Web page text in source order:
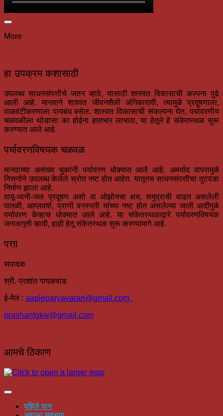
More
हा उपक्रम कशासाठी
उपलब्ध साधनसंपत्तीचे जतन व्हावे, यासाठी शास्वत विकासाची कल्पना पुढे
आली आहे. मानवाने शाश्वत जीवनशैली अंगिकारावी, त्यामुळे प्रदूषणाला,
वाळवंटीकरणाला पायबंध बसेल. शास्वत विकासाची संकल्पना घेत, पर्यावरणीय
चळवळीला थोडासा का होईना हातभार लाभावा, या हेतूने हे संकेतस्थळ सुरू
करण्यात आले आहे.
पर्यावरणविषयक चळवळ
मानवाच्या असंख्य चुकांनी पर्यावरण धोक्यात आले आहे. अमर्याद वापरामुळे
निसर्गाने उपलब्ध केलेले स्रोत नष्ट होत आहेत. यातूनच साधनसंपत्तीचा तुटवडा
निर्माण झाला आहे.
वायू-ध्वनी-जल प्रदूषण असो वा ओझोनचा क्षय, समुद्राची वाढत असलेली
पातळी, आम्लवर्षा, प्राणी वनस्पती यांच्या नष्ट होत असलेल्या जाती आदींमुळे
पर्यावरण केव्हाच धोक्यात आले आहे. या संकेतस्थळाद्वारे पर्यावरणविषयक
जनजागृती व्हावी, हाही हेतू संकेतस्थळ सुरू करण्यामागे आहे.
पत्ता
संपादक
श्री. प्रशांत गायकवाड
ई-मेल : aapleparyavaran@gmail.com,
prashantgkw@gmail.com
आमचे ठिकाण
पहिले पान